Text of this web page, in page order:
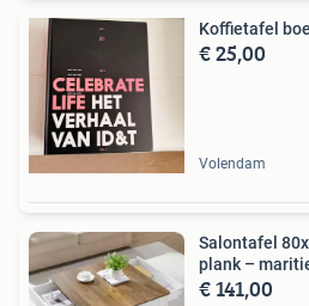
Koffietafel
€ 25,00
Volendam
Salontafel
plank –
€ 141,00